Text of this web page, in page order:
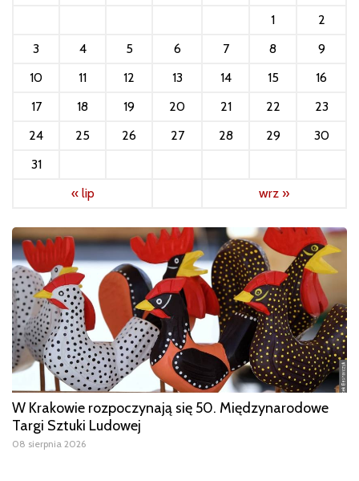
1
2
3
4 5 6 7 8
9
10
11 12 13 14 15
16
17
18 19 20 21 22
23
24
25 26 27 28 29
30
31
« lip
wrz »
W Krakowie rozpoczynają się 50. Międzynarodowe
Targi Sztuki Ludowej
08 sierpnia 2026